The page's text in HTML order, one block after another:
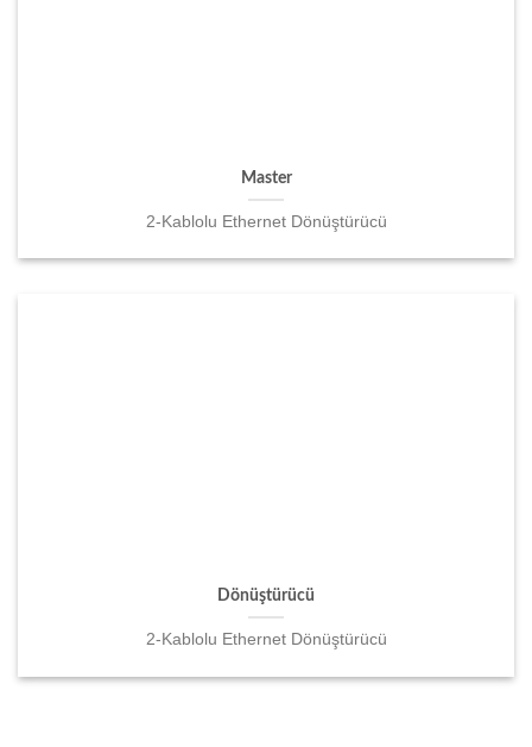
Master
2-Kablolu Ethernet Dönüştürücü
Dönüştürücü
2-Kablolu Ethernet Dönüştürücü